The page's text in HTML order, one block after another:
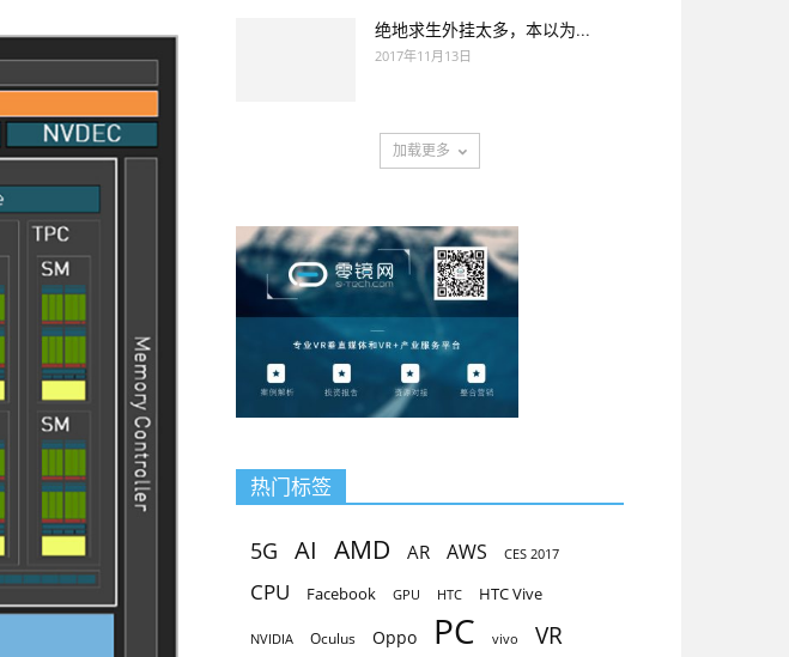
绝地求生外挂太多，本以为...
2017年11月13日
加载更多
热门标签
5G AI AMD AR AWS CES 2017
CPU Facebook GPU HTC HTC Vive
NVIDIA Oculus Oppo PC vivo VR